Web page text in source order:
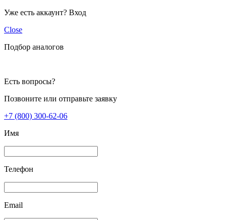
Уже есть аккаунт? Вход
Close
Подбор аналогов
Есть вопросы?
Позвоните или отправьте заявку
+7 (800) 300-62-06
Имя
Телефон
Email